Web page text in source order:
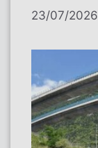
23/07/2026